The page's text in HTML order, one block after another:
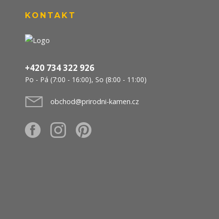
KONTAKT
+420 734 322 926
Po - Pá (7:00 - 16:00), So (8:00 - 11:00)
obchod@prirodni-kamen.cz